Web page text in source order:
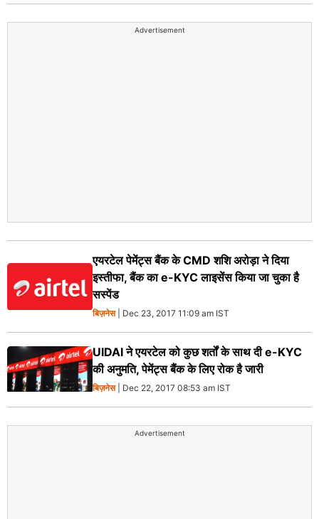
Advertisement
एयरटेल पेमेंट्स बैंक के CMD शशि अरोड़ा ने दिया
इस्तीफा, बैंक का e-KYC लाइसेंस किया जा चुका है
सस्‍पेंड
बिज़नेस| Dec 23, 2017 11:09 am IST
UIDAI ने एयरटेल को कुछ शर्तों के साथ दी e-KYC
की अनुमति, पेमेंट्स बैंक के लिए रोक है जारी
बिज़नेस| Dec 22, 2017 08:53 am IST
Advertisement